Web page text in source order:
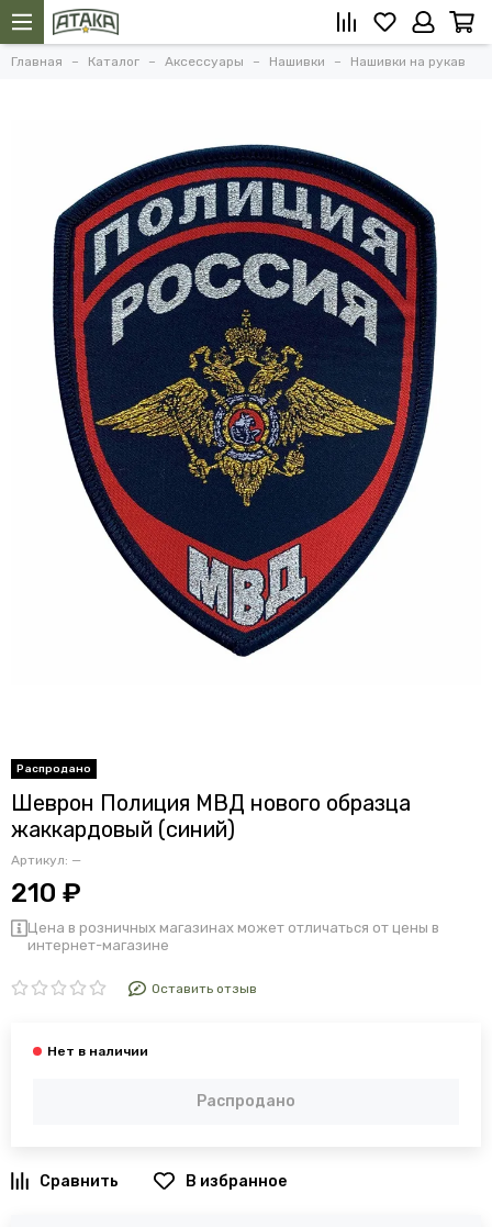
Главная Каталог Аксессуары Нашивки Нашивки на рукав
Шеврон Полиция МВД нового образца
жаккардовый (синий)
Артикул: —
210 ₽
Цена в розничных магазинах может отличаться от цены в
интернет-магазине
Оставить отзыв
Распродано
В избранное